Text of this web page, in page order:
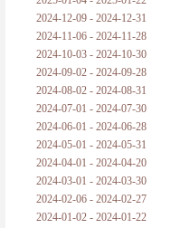
2024-12-09 - 2024-12-31
2024-11-06 - 2024-11-28
2024-10-03 - 2024-10-30
2024-09-02 - 2024-09-28
2024-08-02 - 2024-08-31
2024-07-01 - 2024-07-30
2024-06-01 - 2024-06-28
2024-05-01 - 2024-05-31
2024-04-01 - 2024-04-20
2024-03-01 - 2024-03-30
2024-02-06 - 2024-02-27
2024-01-02 - 2024-01-22